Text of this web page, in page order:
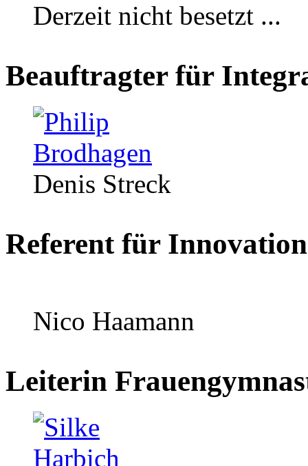
Derzeit nicht besetzt ...
Beauftragter für
Denis Streck
Referent für Innovation
Nico Haamann
Leiterin